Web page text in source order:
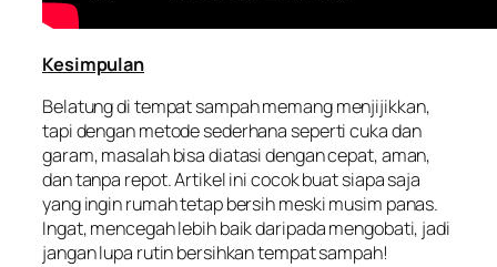
Kesimpulan
Belatung di tempat sampah memang menjijikkan,
tapi dengan metode sederhana seperti cuka dan
garam, masalah bisa diatasi dengan cepat, aman,
dan tanpa repot. Artikel ini cocok buat siapa saja
yang ingin rumah tetap bersih meski musim panas.
Ingat, mencegah lebih baik daripada mengobati, jadi
jangan lupa rutin bersihkan tempat sampah!